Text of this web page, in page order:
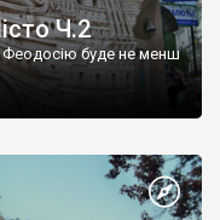
Ч.2
Феодосію буде не менш